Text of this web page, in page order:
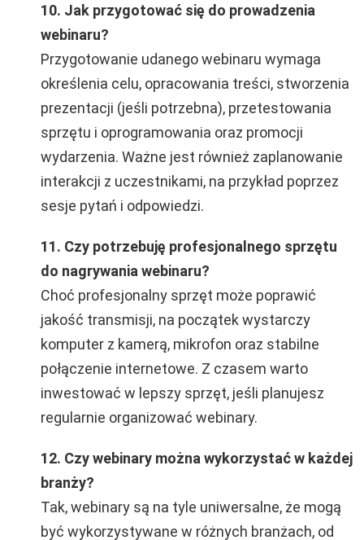
10. Jak przygotować się do prowadzenia
webinaru?
Przygotowanie udanego webinaru wymaga
określenia celu, opracowania treści, stworzenia
prezentacji (jeśli potrzebna), przetestowania
sprzętu i oprogramowania oraz promocji
wydarzenia. Ważne jest również zaplanowanie
interakcji z uczestnikami, na przykład poprzez
sesje pytań i odpowiedzi.
11. Czy potrzebuję profesjonalnego sprzętu
do nagrywania webinaru?
Choć profesjonalny sprzęt może poprawić
jakość transmisji, na początek wystarczy
komputer z kamerą, mikrofon oraz stabilne
połączenie internetowe. Z czasem warto
inwestować w lepszy sprzęt, jeśli planujesz
regularnie organizować webinary.
12. Czy webinary można wykorzystać w każdej
branży?
Tak, webinary są na tyle uniwersalne, że mogą
być wykorzystywane w różnych branżach, od